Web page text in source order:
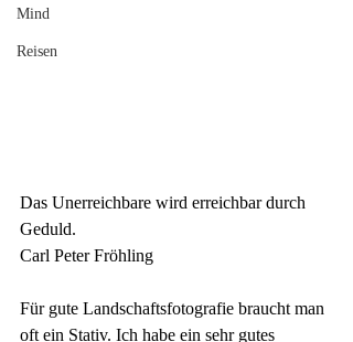
Mind
Reisen
Das Unerreichbare wird erreichbar durch
Geduld.
Carl Peter Fröhling
Für gute Landschaftsfotografie braucht man
oft ein Stativ. Ich habe ein sehr gutes